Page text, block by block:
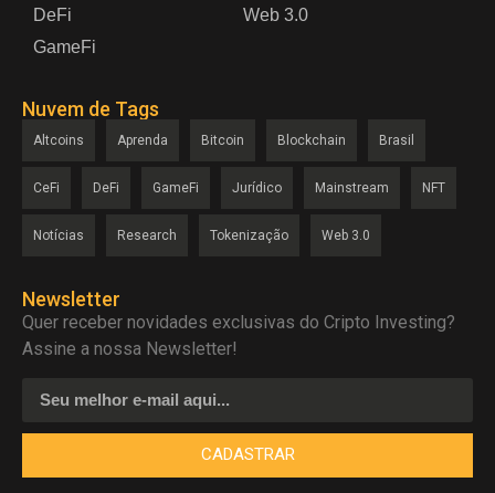
DeFi
GameFi
Web 3.0
Nuvem de Tags
Altcoins Aprenda Bitcoin Blockchain Brasil
CeFi DeFi GameFi Jurídico Mainstream NFT
Notícias Research Tokenização Web 3.0
Newsletter
Quer receber novidades exclusivas do Cripto Investing?
Assine a nossa Newsletter!
CADASTRAR